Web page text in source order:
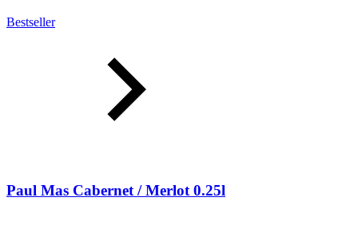
Bestseller
Paul Mas Cabernet / Merlot 0.25l